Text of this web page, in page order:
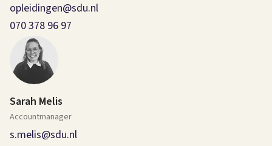
opleidingen@sdu.nl
070 378 96 97
Sarah Melis
Accountmanager
s.melis@sdu.nl